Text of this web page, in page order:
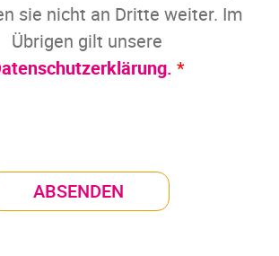
sie nicht an Dritte weiter. Im
Übrigen gilt unsere
*